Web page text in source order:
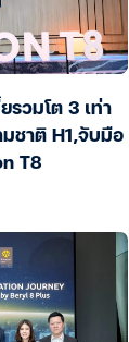
รวมโต 3 เท่า
ชาติ H1,จับมือ
T8